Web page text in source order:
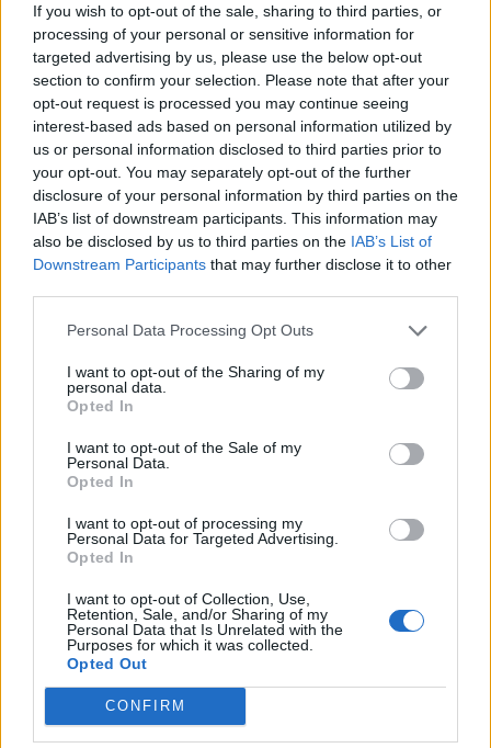
If you wish to opt-out of the sale, sharing to third parties, or
processing of your personal or sensitive information for
targeted advertising by us, please use the below opt-out
section to confirm your selection. Please note that after your
opt-out request is processed you may continue seeing
interest-based ads based on personal information utilized by
us or personal information disclosed to third parties prior to
your opt-out. You may separately opt-out of the further
disclosure of your personal information by third parties on the
IAB’s list of downstream participants. This information may
also be disclosed by us to third parties on the IAB’s List of
Downstream Participants that may further disclose it to other
Personal Data Processing Opt Outs
I want to opt-out of the Sharing of my
personal data.
Opted In
I want to opt-out of the Sale of my
Personal Data.
Opted In
I want to opt-out of processing my
Personal Data for Targeted Advertising.
Opted In
I want to opt-out of Collection, Use,
Retention, Sale, and/or Sharing of my
Personal Data that Is Unrelated with the
Purposes for which it was collected.
Opted Out
CONFIRM
Εγγραφή στο newsletter
Αποδέχομαι τους
και την πολιτική απορρήτου
X